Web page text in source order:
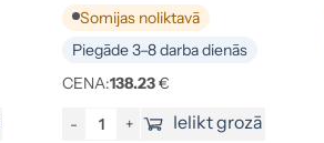
Somijas noliktavā
Piegāde 3–8 darba dienās
CENA:138.23€
- + Ielikt grozā